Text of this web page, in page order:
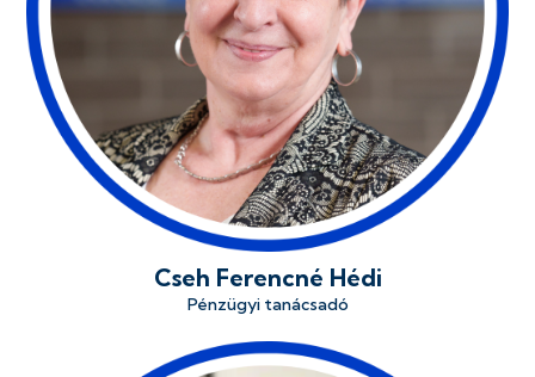
Cseh Ferencné Hédi
Pénzügyi tanácsadó